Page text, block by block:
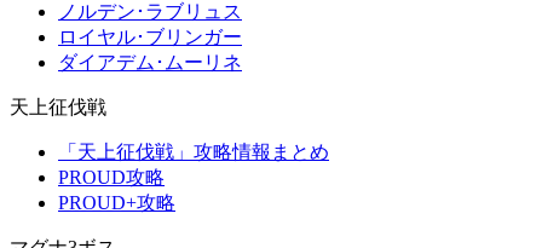
ノルデン･ラブリュス
ロイヤル･ブリンガー
ダイアデム･ムーリネ
天上征伐戦
「天上征伐戦」攻略情報まとめ
PROUD攻略
PROUD+攻略